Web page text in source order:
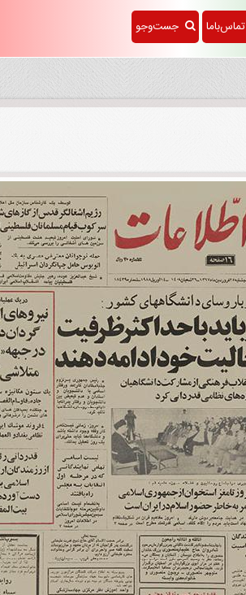
تماس‌باما جست‌وجو